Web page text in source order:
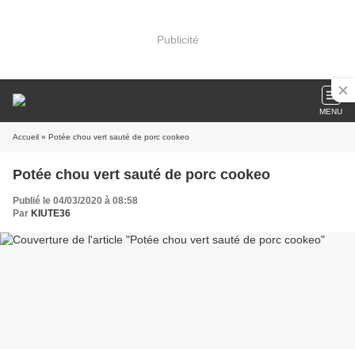
Publicité
MENU
Accueil » Potée chou vert sauté de porc cookeo
Potée chou vert sauté de porc cookeo
Publié le 04/03/2020 à 08:58
Par KIUTE36